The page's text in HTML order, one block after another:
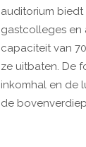
auditorium
gastcolleges en
capaciteit van
ze uitbaten. De
inkomhal en de
de